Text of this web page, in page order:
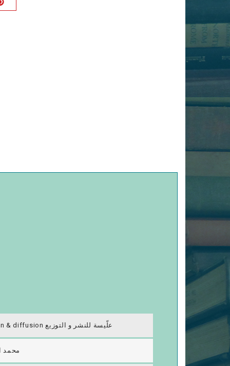
Alyssa édition & diffusion علّيسة للنشر و التوزيع
محمد